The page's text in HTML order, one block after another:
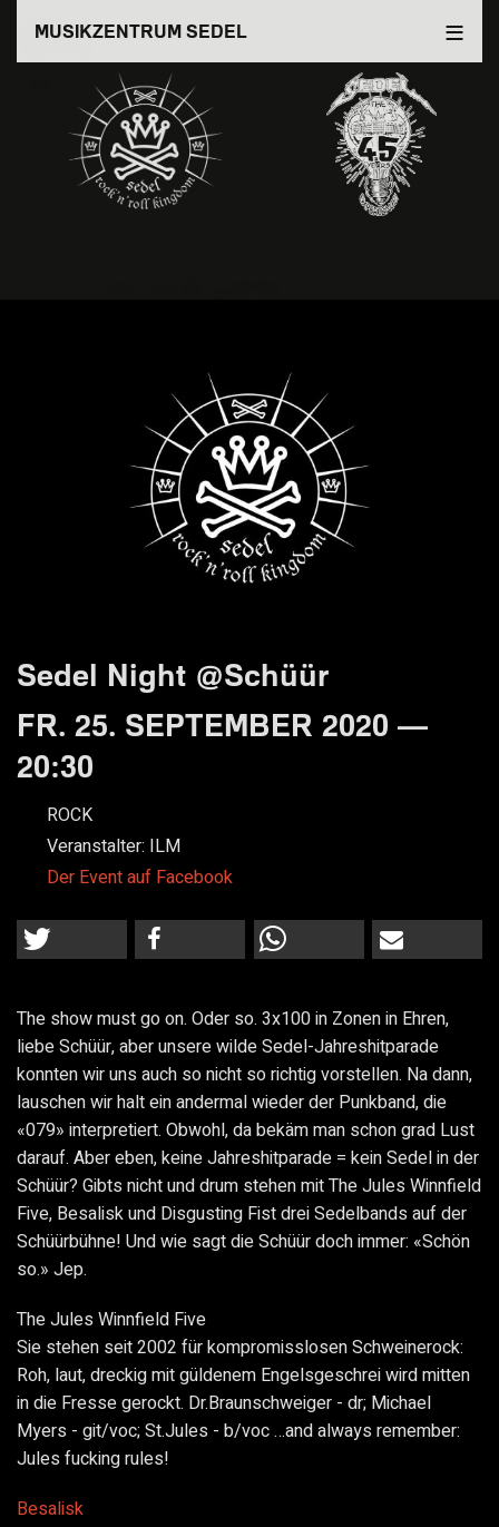
Inhalt
MUSIKZENTRUM SEDEL
Sedel Night @Schüür
FR. 25. SEPTEMBER 2020 —
20:30
ROCK
Veranstalter: ILM
Der Event auf Facebook
The show must go on. Oder so. 3x100 in Zonen in Ehren,
liebe Schüür, aber unsere wilde Sedel-Jahreshitparade
konnten wir uns auch so nicht so richtig vorstellen. Na dann,
lauschen wir halt ein andermal wieder der Punkband, die
«079» interpretiert. Obwohl, da bekäm man schon grad Lust
darauf. Aber eben, keine Jahreshitparade = kein Sedel in der
Schüür? Gibts nicht und drum stehen mit The Jules Winnfield
Five, Besalisk und Disgusting Fist drei Sedelbands auf der
Schüürbühne! Und wie sagt die Schüür doch immer: «Schön
so.» Jep.
The Jules Winnfield Five
Sie stehen seit 2002 für kompromisslosen Schweinerock:
Roh, laut, dreckig mit güldenem Engelsgeschrei wird mitten
in die Fresse gerockt. Dr.Braunschweiger - dr; Michael
Myers - git/voc; St.Jules - b/voc …and always remember:
Jules fucking rules!
Besalisk